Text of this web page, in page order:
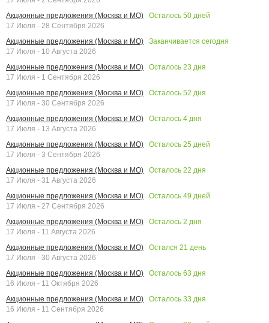
Акционные предложения (Москва и МО)
Осталось 50 дней
17 Июля - 28 Сентября 2026
Акционные предложения (Москва и МО)
Заканчивается сегодня
17 Июля - 10 Августа 2026
Акционные предложения (Москва и МО)
Осталось 23 дня
17 Июля - 1 Сентября 2026
Акционные предложения (Москва и МО)
Осталось 52 дня
17 Июля - 30 Сентября 2026
Акционные предложения (Москва и МО)
Осталось 4 дня
17 Июля - 13 Августа 2026
Акционные предложения (Москва и МО)
Осталось 25 дней
17 Июля - 3 Сентября 2026
Акционные предложения (Москва и МО)
Осталось 22 дня
17 Июля - 31 Августа 2026
Акционные предложения (Москва и МО)
Осталось 49 дней
17 Июля - 27 Сентября 2026
Акционные предложения (Москва и МО)
Осталось 2 дня
17 Июля - 11 Августа 2026
Акционные предложения (Москва и МО)
Остался 21 день
17 Июля - 30 Августа 2026
Акционные предложения (Москва и МО)
Осталось 63 дня
16 Июля - 11 Октября 2026
Акционные предложения (Москва и МО)
Осталось 33 дня
16 Июля - 11 Сентября 2026